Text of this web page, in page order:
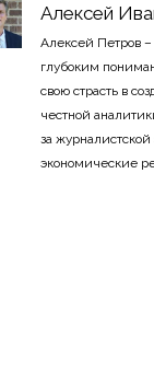
Алексей
Алексей Петров
глубоким
свою страсть в
честной
за
экономические